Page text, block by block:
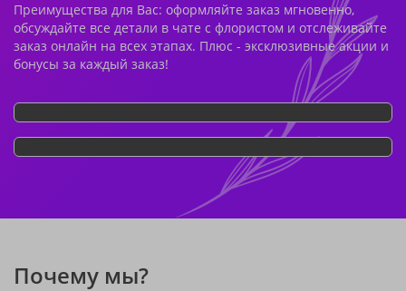
Преимущества для Вас: оформляйте заказ мгновенно,
обсуждайте все детали в чате с флористом и отслеживайте
заказ онлайн на всех этапах. Плюс - эксклюзивные акции и
бонусы за каждый заказ!
Почему мы?